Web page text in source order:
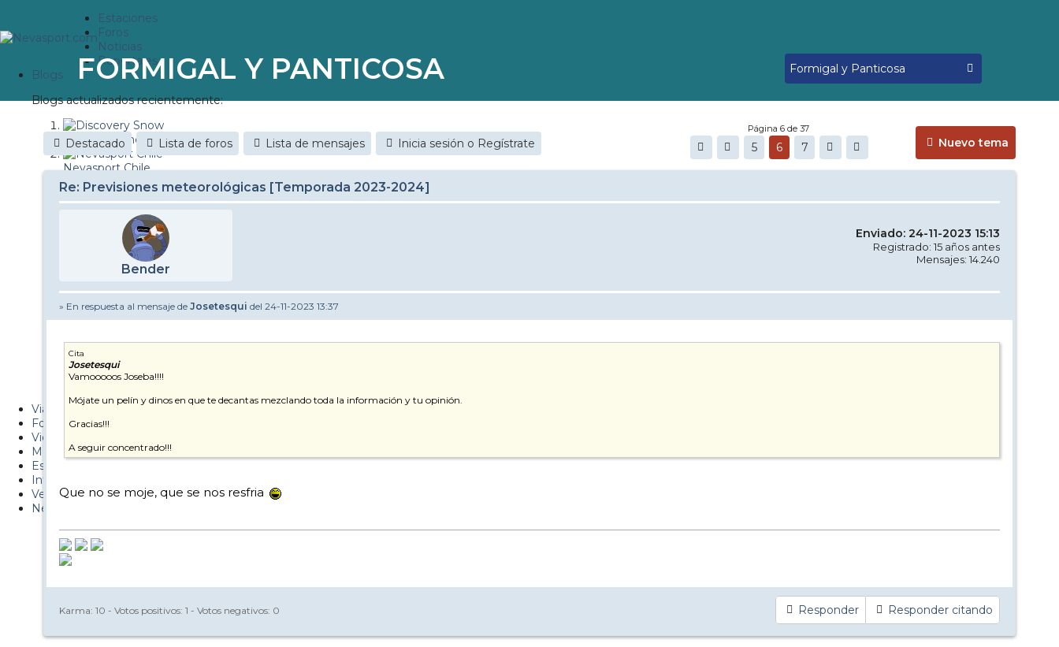
Estaciones
Foros
Noticias
Reportajes
Blogs
Blogs actualizados recientemente:
Discovery Snow
Nevasport Chile
Esquiaryviajar.com
nevasport blog
Diario de un friki
Metiendo Cantos
PUCAF - Blog
Viajes
Fotos
Videos
Material
Esquí Pro
Infonieve
Verano
Nevalog
FORMIGAL Y PANTICOSA
Nuevo tema
Destacado Lista de foros Lista de mensajes Inicia sesión o Regístrate
Página 6 de 37
5 6 7
Re: Previsiones meteorológicas [Temporada 2023-2024]
Bender
Enviado: 24-11-2023 15:13
Registrado: 15 años antes
Mensajes: 14.240
» En respuesta al mensaje de Josetesqui del 24-11-2023 13:37
Cita
Josetesqui
Vamooooos Joseba!!!!
Mójate un pelín y dinos en que te decantas mezclando toda la información y tu opinión.
Gracias!!!
A seguir concentrado!!!
Que no se moje, que se nos resfria
Responder Responder citando
Karma: 10 - Votos positivos: 1 - Votos negativos: 0